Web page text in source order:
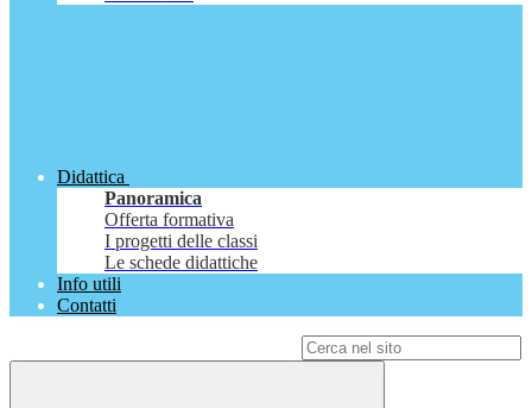
Didattica
Panoramica
Offerta formativa
I progetti delle classi
Le schede didattiche
Info utili
Contatti